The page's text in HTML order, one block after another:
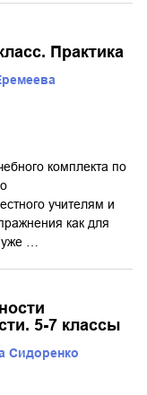
Практика
комплекта по
учителям и
как для
уже …
5-7 классы
Сидоренко